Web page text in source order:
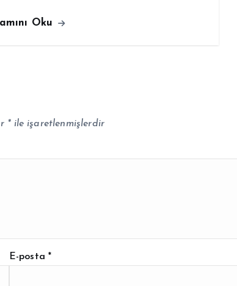
Oku
*ile işaretlenmişlerdir
E-posta*